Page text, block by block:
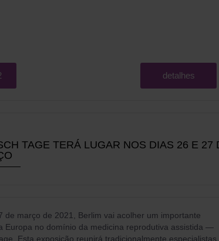
detalhes
TAGE TERÁ LUGAR NOS DIAS 26 E 27
de março de 2021, Berlim vai acolher um importante
Europa no domínio da medicina reprodutiva assistida —
Esta exposição reunirá tradicionalmente especialistas